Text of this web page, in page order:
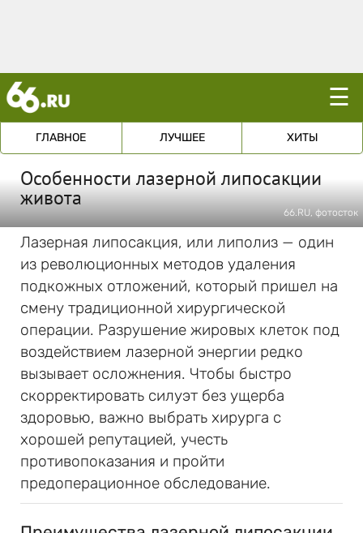
☰
ГЛАВНОЕ ЛУЧШЕЕ ХИТЫ
Особенности лазерной липосакции
живота
66.RU, фотосток
Лазерная липосакция, или липолиз — один
из революционных методов удаления
подкожных отложений, который пришел на
смену традиционной хирургической
операции. Разрушение жировых клеток под
воздействием лазерной энергии редко
вызывает осложнения. Чтобы быстро
скорректировать силуэт без ущерба
здоровью, важно выбрать хирурга с
хорошей репутацией, учесть
противопоказания и пройти
предоперационное обследование.